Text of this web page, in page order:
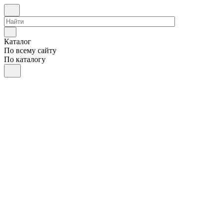
Каталог
По всему сайту
По каталогу